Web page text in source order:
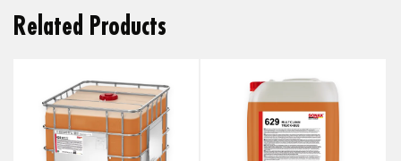
Related Products